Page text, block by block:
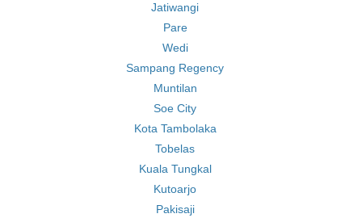
Jatiwangi
Pare
Wedi
Sampang Regency
Muntilan
Soe City
Kota Tambolaka
Tobelas
Kuala Tungkal
Kutoarjo
Pakisaji